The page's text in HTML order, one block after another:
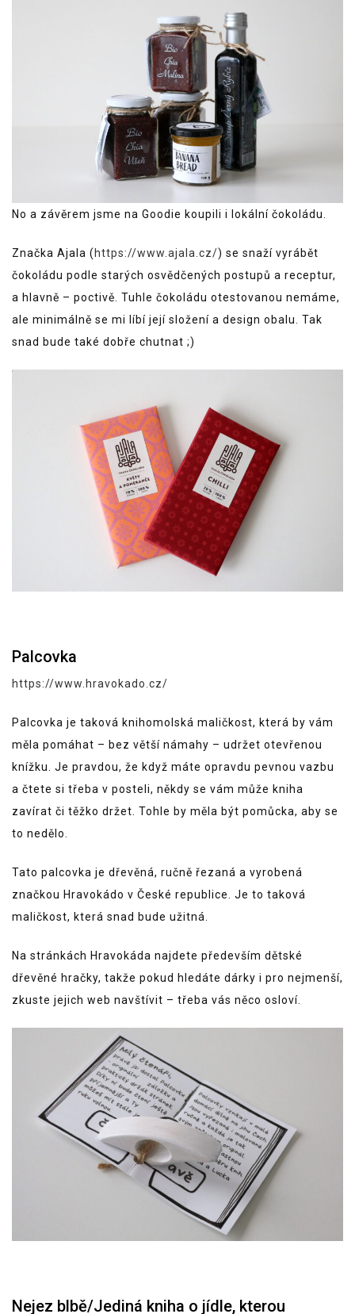
No a závěrem jsme na Goodie koupili i lokální čokoládu.
Značka Ajala ( https://www.ajala.cz/) se snaží vyrábět
čokoládu podle starých osvědčených postupů a receptur,
a hlavně – poctivě. Tuhle čokoládu otestovanou nemáme,
ale minimálně se mi líbí její složení a design obalu. Tak
snad bude také dobře chutnat ;)
Palcovka
https://www.hravokado.cz/
Palcovka je taková knihomolská maličkost, která by vám
měla pomáhat – bez větší námahy – udržet otevřenou
knížku. Je pravdou, že když máte opravdu pevnou vazbu
a čtete si třeba v posteli, někdy se vám může kniha
zavírat či těžko držet. Tohle by měla být pomůcka, aby se
to nedělo.
Tato palcovka je dřevěná, ručně řezaná a vyrobená
značkou Hravokádo v České republice. Je to taková
maličkost, která snad bude užitná.
Na stránkách Hravokáda najdete především dětské
dřevěné hračky, takže pokud hledáte dárky i pro nejmenší,
zkuste jejich web navštívit – třeba vás něco osloví.
Nejez blbě/Jediná kniha o jídle, kterou